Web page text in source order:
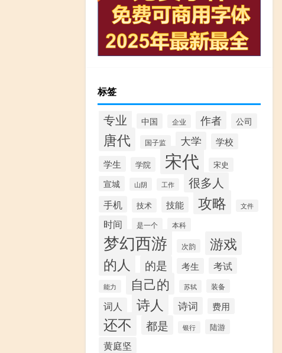
标签
专业 中国 企业 作者 公司
唐代 国子监 大学
学校
学生
学院 宋代 宋史
宣城 山阴 工作 很多人
手机 技术 技能 攻略 文件
时间 是一个 本科
梦幻西游 次韵
游戏
的人
的是 考生 考试
能力 自己的 苏轼 装备
词人 诗人 诗词 费用
还不 都是 银行 陆游
黄庭坚